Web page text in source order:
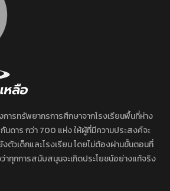
ารทรัพยากรการศึกษาจากโรงเรียนพื้นที่ห่าง
นดาร กว่า 700 แห่ง ให้ผู้ที่มีความประสงค์จะ
ตัวเด็กและโรงเรียน โดยไม่ต้องผ่านขั้นตอนที่
าทุกการสนับสนุนจะเกิดประโยชน์อย่างแท้จริง